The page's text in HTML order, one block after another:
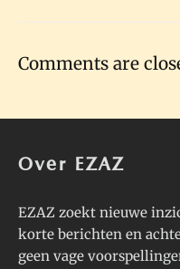
Comments are
Over EZAZ
EZAZ zoekt nieuwe
korte berichten en
geen vage